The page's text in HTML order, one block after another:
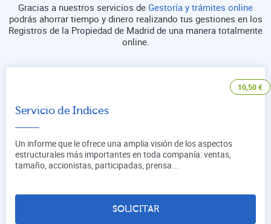
Gracias a nuestros servicios de Gestoría y trámites online
podrás ahorrar tiempo y dinero realizando tus gestiones en los
Registros de la Propiedad de Madrid de una manera totalmente
online.
10,50€
Servicio de Indices
Un informe que le ofrece una amplia visión de los aspectos
estructurales más importantes en toda companía: ventas,
tamaño, accionistas, participadas, prensa...
SOLICITAR